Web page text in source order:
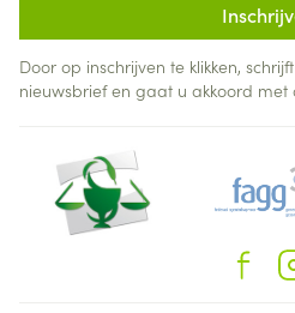
Door op inschrijven te klikken,
nieuwsbrief en gaat u akkoord met